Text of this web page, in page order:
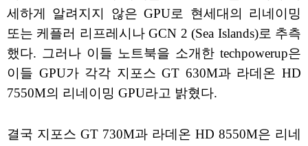
세하게 알려지지 않은 GPU로 현세대의 리네이밍
또는 케플러 리프레시나 GCN 2 (Sea Islands)로 추측
했다. 그러나 이들 노트북을 소개한 techpowerup은
이들 GPU가 각각 지포스 GT 630M과 라데온 HD
7550M의 리네이밍 GPU라고 밝혔다.
결국 지포스 GT 730M과 라데온 HD 8550M은 리네